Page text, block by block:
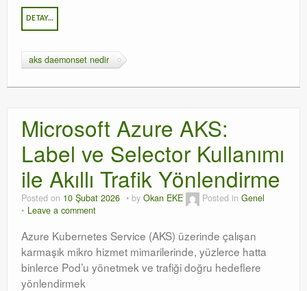
DETAY…
aks daemonset nedir
Microsoft Azure AKS:
Label ve Selector Kullanımı
ile Akıllı Trafik Yönlendirme
Posted on 10 Şubat 2026 by Okan EKE Posted in Genel
Leave a comment
Azure Kubernetes Service (AKS) üzerinde çalışan
karmaşık mikro hizmet mimarilerinde, yüzlerce hatta
binlerce Pod’u yönetmek ve trafiği doğru hedeflere
yönlendirmek